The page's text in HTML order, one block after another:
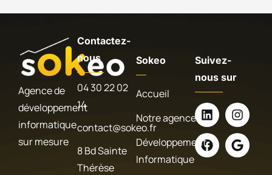
Agence de
développement
informatique
sur mesure
Contactez-
nous
04 30 22 02
14
contact@sokeo.fr
8 Bd Sainte
Thérèse
Sokeo
Accueil
Notre agence
Développement
Informatique
Suivez-
nous sur